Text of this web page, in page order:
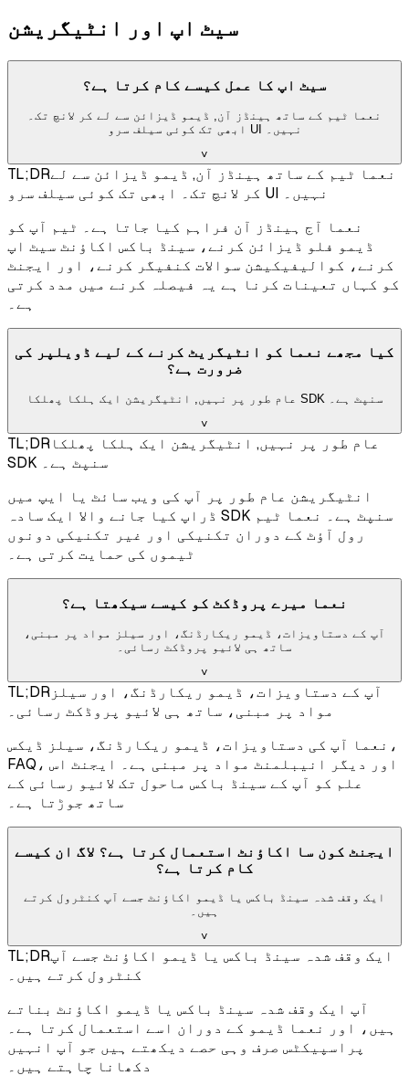
سیٹ اپ اور انٹیگریشن
سیٹ اپ کا عمل کیسے کام کرتا ہے؟
نعما ٹیم کے ساتھ ہینڈز آن, ڈیمو ڈیزائن سے لے کر لانچ تک۔
ابھی تک کوئی سیلف سرو UI نہیں۔
˅
TL;DRنعما ٹیم کے ساتھ ہینڈز آن, ڈیمو ڈیزائن سے لے
کر لانچ تک۔ ابھی تک کوئی سیلف سرو UI نہیں۔
نعما آج ہینڈز آن فراہم کیا جاتا ہے۔ ٹیم آپ کو
ڈیمو فلو ڈیزائن کرنے، سینڈ باکس اکاؤنٹ سیٹ اپ
کرنے، کوالیفیکیشن سوالات کنفیگر کرنے، اور ایجنٹ
کو کہاں تعینات کرنا ہے یہ فیصلہ کرنے میں مدد کرتی
ہے۔
کیا مجھے نعما کو انٹیگریٹ کرنے کے لیے ڈویلپر کی
ضرورت ہے؟
عام طور پر نہیں, انٹیگریشن ایک ہلکا پھلکا SDK سنپٹ ہے۔
˅
TL;DRعام طور پر نہیں, انٹیگریشن ایک ہلکا پھلکا
SDK سنپٹ ہے۔
انٹیگریشن عام طور پر آپ کی ویب سائٹ یا ایپ میں
ڈراپ کیا جانے والا ایک سادہ SDK سنپٹ ہے۔ نعما ٹیم
رول آؤٹ کے دوران تکنیکی اور غیر تکنیکی دونوں
ٹیموں کی حمایت کرتی ہے۔
نعما میرے پروڈکٹ کو کیسے سیکھتا ہے؟
آپ کے دستاویزات، ڈیمو ریکارڈنگ، اور سیلز مواد پر مبنی،
ساتھ ہی لائیو پروڈکٹ رسائی۔
˅
TL;DR آپ کے دستاویزات، ڈیمو ریکارڈنگ، اور سیلز
مواد پر مبنی، ساتھ ہی لائیو پروڈکٹ رسائی۔
نعما آپ کی دستاویزات، ڈیمو ریکارڈنگ، سیلز ڈیکس،
FAQ، اور دیگر انیبلمنٹ مواد پر مبنی ہے۔ ایجنٹ اس
علم کو آپ کے سینڈ باکس ماحول تک لائیو رسائی کے
ساتھ جوڑتا ہے۔
ایجنٹ کون سا اکاؤنٹ استعمال کرتا ہے؟ لاگ ان کیسے
کام کرتا ہے؟
ایک وقف شدہ سینڈ باکس یا ڈیمو اکاؤنٹ جسے آپ کنٹرول کرتے
ہیں۔
˅
TL;DRایک وقف شدہ سینڈ باکس یا ڈیمو اکاؤنٹ جسے آپ
کنٹرول کرتے ہیں۔
آپ ایک وقف شدہ سینڈ باکس یا ڈیمو اکاؤنٹ بناتے
ہیں، اور نعما ڈیمو کے دوران اسے استعمال کرتا ہے۔
پراسپیکٹس صرف وہی حصے دیکھتے ہیں جو آپ انہیں
دکھانا چاہتے ہیں۔